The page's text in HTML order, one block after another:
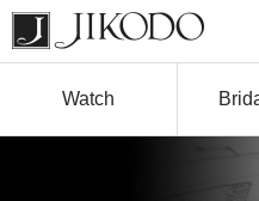
Watch